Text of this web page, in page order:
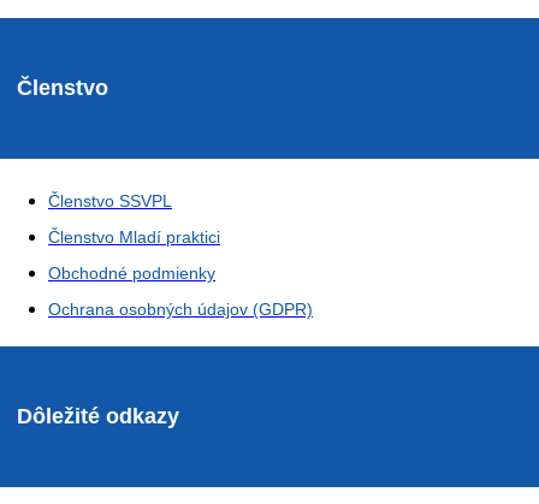
Členstvo
Členstvo SSVPL
Členstvo Mladí praktici
Obchodné podmienky
Ochrana osobných údajov (GDPR)
Dôležité odkazy